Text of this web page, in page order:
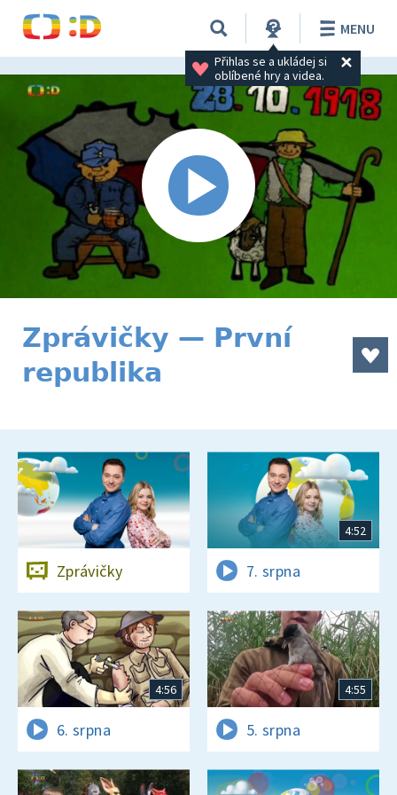
Přihlas se a ukládej si
oblíbené hry a videa.
MENU
Zprávičky — První
republika
Zprávičky
4:52
7. srpna
4:56
6. srpna
4:55
5. srpna